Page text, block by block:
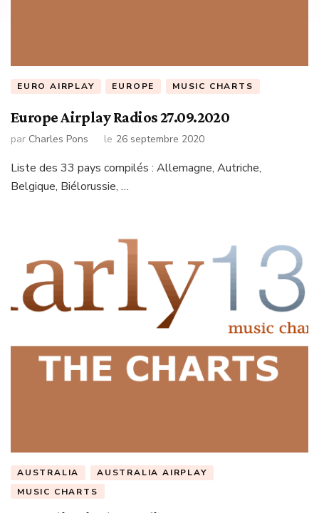
EURO AIRPLAY EUROPE MUSIC CHARTS
Europe Airplay Radios 27.09.2020
par Charles Pons le 26 septembre 2020
Liste des 33 pays compilés : Allemagne, Autriche,
Belgique, Biélorussie, …
AUSTRALIA
AUSTRALIA AIRPLAY
MUSIC CHARTS